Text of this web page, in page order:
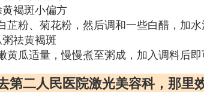
褐斑小偏方
芷粉、菊花粉，然后调和一些白醋，加
祛黄褐斑
黄瓜适量，慢慢煮至粥成，加入调料后
第二人民医院激光美容科，那里